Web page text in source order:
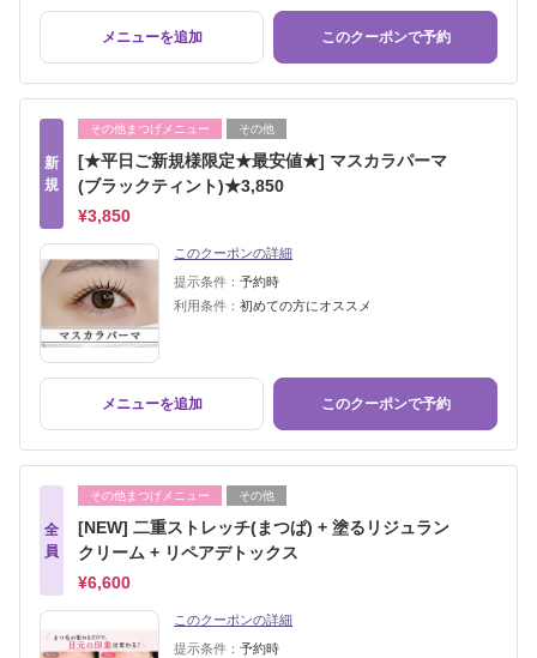
メニューを追加 このクーポンで予約
新
規
その他まつげメニュー その他
[★平日ご新規様限定★最安値★] マスカラパーマ
(ブラックティント)★3,850
¥3,850
このクーポンの詳細
提示条件： 予約時
利用条件： 初めての方にオススメ
メニューを追加 このクーポンで予約
全
員
その他まつげメニュー その他
[NEW] 二重ストレッチ(まつぱ) + 塗るリジュラン
クリーム + リペアデトックス
¥6,600
このクーポンの詳細
提示条件： 予約時